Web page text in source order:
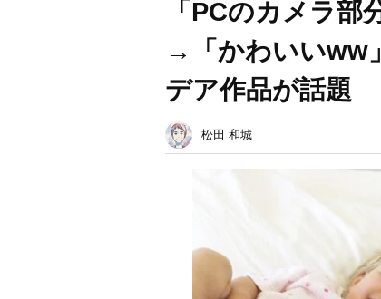
「PCのカメラ部
→「かわいいww
デア作品が話題
松田 和城